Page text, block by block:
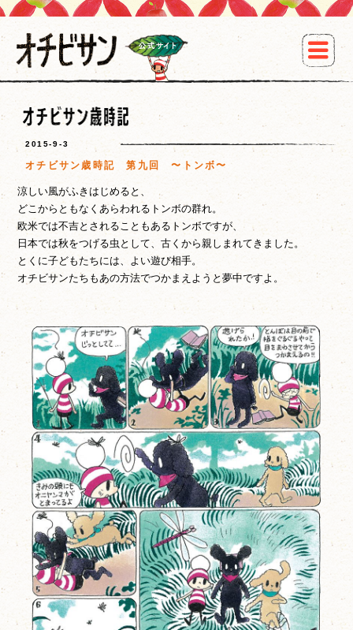
2015-9-3
オチビサン歳時記 第九回 〜トンボ〜
涼しい風がふきはじめると、
どこからともなくあらわれるトンボの群れ。
欧米では不吉とされることもあるトンボですが、
日本では秋をつげる虫として、古くから親しまれてきました。
とくに子どもたちには、よい遊び相手。
オチビサンたちもあの方法でつかまえようと夢中ですよ。